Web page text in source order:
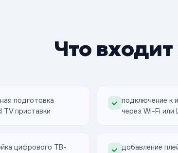
Что входит
подготовка
TV приставки
подключение к
через Wi-Fi или
цифрового ТВ-
добавление